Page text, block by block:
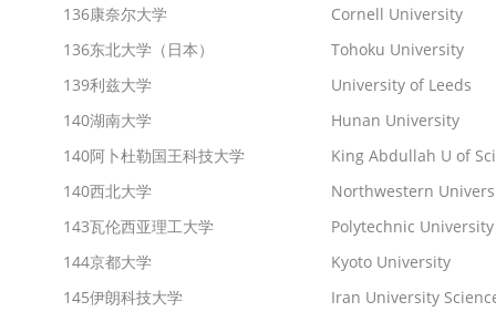
136康奈尔大学
Cornell University
136东北大学（日本）
Tohoku University
139利兹大学
University of Leeds
140湖南大学
Hunan University
140阿卜杜勒国王科技大学
King Abdullah U of
140西北大学
Northwestern
143瓦伦西亚理工大学
Polytechnic
144京都大学
Kyoto University
145伊朗科技大学
Iran University